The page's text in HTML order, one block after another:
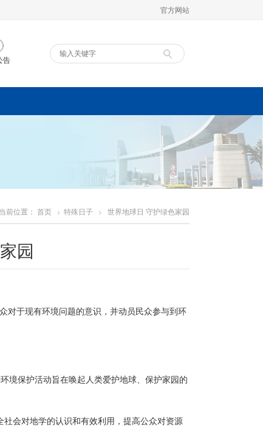
官方网站
告
当前位置：首页 特殊日子 世界地球日 守护绿色家园
园
对于现有环境问题的意识，并动员民众参与到环
境保护活动旨在唤起人类爱护地球、保护家园的
会对地学的认识和有效利用，提高公众对资源